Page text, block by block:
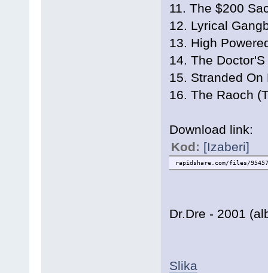
11. The $200
12. Lyrical
13. High
14. The
15. Stranded On
16. The Raoch
Download link:
Kod: [Izaberi]
rapidshare.com/files/
Dr.Dre - 2001
Slika